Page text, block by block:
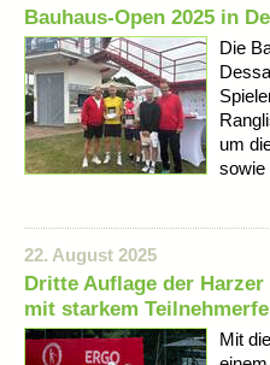
Bauhaus-Open 2025 in
Die
um
sowie
22. August 2025
Dritte Auflage der
mit starkem
Mit